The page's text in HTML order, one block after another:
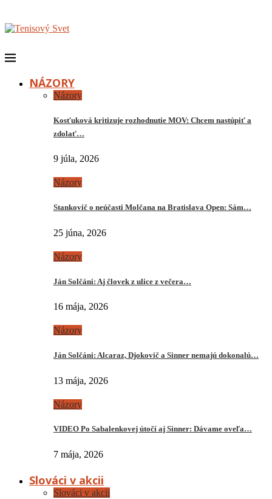
NÁZORY
Názory
Kosťuková kritizuje rozhodnutie MOV: Chcem nastúpiť a
zdolať…
9 júla, 2026
Názory
Stankovič o neúčasti Molčana na Bratislava Open: Sám…
25 júna, 2026
Názory
Ján Solčáni: Aj človek z ulice z večera…
16 mája, 2026
Názory
Ján Solčáni: Alcaraz, Djokovič a Sinner nemajú dokonalú…
13 mája, 2026
Názory
VIDEO Po Sabalenkovej útočí aj Sinner: Dávame oveľa…
7 mája, 2026
Slováci v akcii
Slováci v akcii